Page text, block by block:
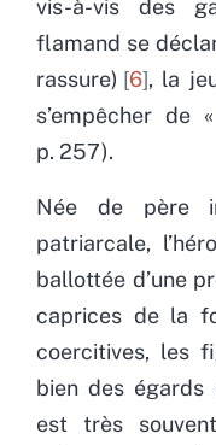
vis-à-vis des
flamand se
rassure) 6 , la
s’empêcher de
p. 257).
Née de père
patriarcale,
ballottée d’une
caprices de la
coercitives, les
bien des égards
est très